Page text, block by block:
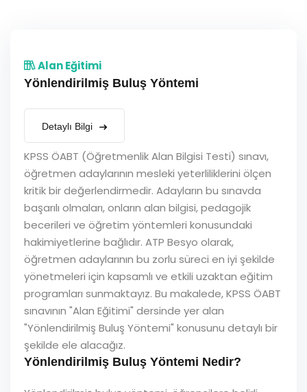
Alan Eğitimi
Yönlendirilmiş Buluş Yöntemi
Detaylı Bilgi
KPSS ÖABT (Öğretmenlik Alan Bilgisi Testi) sınavı,
öğretmen adaylarının mesleki yeterliliklerini ölçen
kritik bir değerlendirmedir. Adayların bu sınavda
başarılı olmaları, onların alan bilgisi, pedagojik
becerileri ve öğretim yöntemleri konusundaki
hakimiyetlerine bağlıdır. ATP Besyo olarak,
öğretmen adaylarının bu zorlu süreci en iyi şekilde
yönetmeleri için kapsamlı ve etkili uzaktan eğitim
programları sunmaktayız. Bu makalede, KPSS ÖABT
sınavının "Alan Eğitimi" dersinde yer alan
"Yönlendirilmiş Buluş Yöntemi" konusunu detaylı bir
şekilde ele alacağız.
Yönlendirilmiş Buluş Yöntemi Nedir?